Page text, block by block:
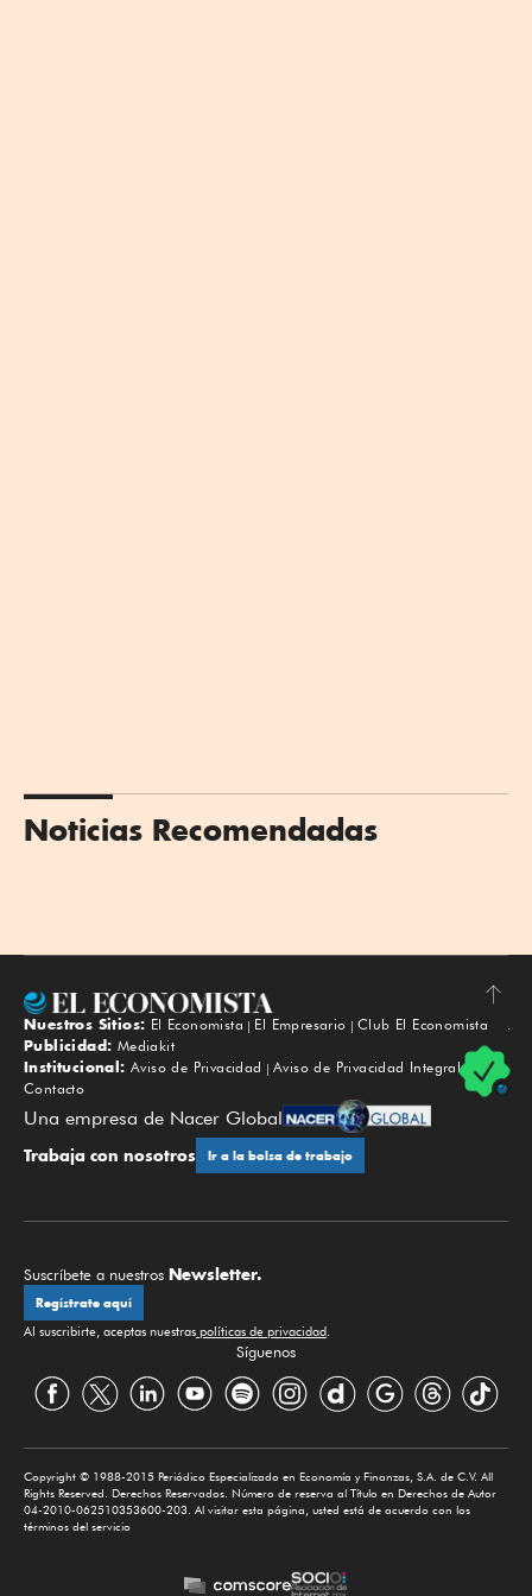
Noticias Recomendadas
Subir
Nuestros Sitios: El Economista El Empresario
Club El Economista
Publicidad: Mediakit
Institucional: Aviso de Privacidad
Aviso de Privacidad Integral
Contacto
Una empresa de Nacer Global
Trabaja con nosotros Ir a la bolsa de trabajo
Suscríbete a nuestros Newsletter.
Regístrate aquí
Al suscribirte, aceptas nuestras políticas de privacidad
Síguenos
Copyright © 1988-2015 Periódico Especializado en Economía y Finanzas, S.A. de C.V. All
Rights Reserved. Derechos Reservados. Número de reserva al Título en Derechos de Autor
04-2010-062510353600-203. Al visitar esta página, usted está de acuerdo con los
términos del servicio